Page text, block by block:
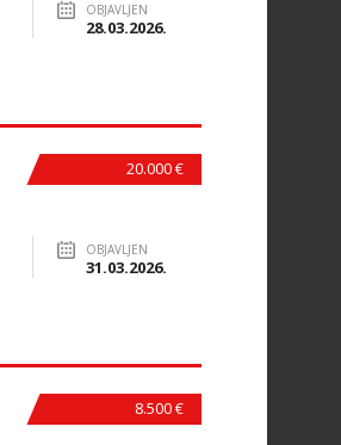
OBJAVLJEN
28.03.2026.
20.000 €
OBJAVLJEN
31.03.2026.
8.500 €